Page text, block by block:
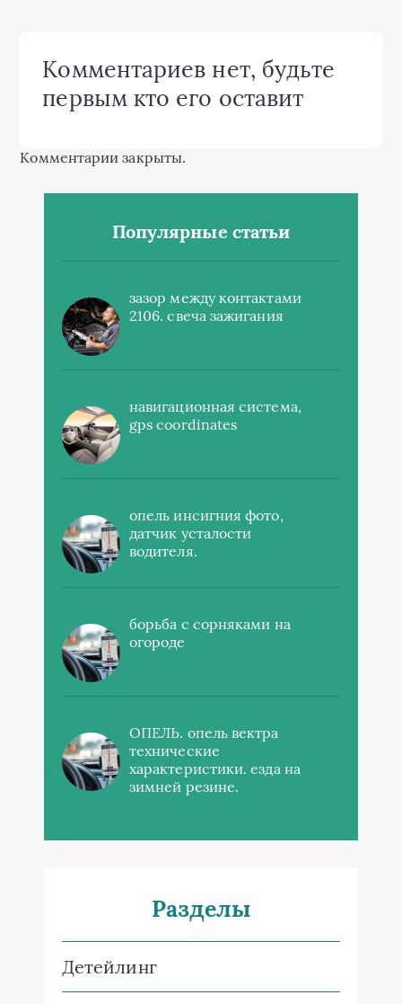
Комментариев нет, будьте
первым кто его оставит
Комментарии закрыты.
Популярные статьи
зазор между контактами
2106. свеча зажигания
навигационная система,
gps coordinates
опель инсигния фото,
датчик усталости
водителя.
борьба с сорняками на
огороде
ОПЕЛЬ. опель вектра
технические
характеристики. езда на
зимней резине.
Разделы
Детейлинг